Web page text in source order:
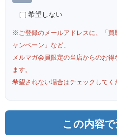
希望しない
※ご登録のメールアドレスに、「買
ャンペーン」など、
メルマガ会員限定の当店からのお
ます。
希望されない場合はチェックしてく